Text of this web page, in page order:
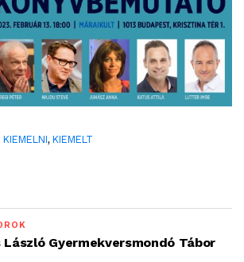
KIEMELNI, KIEMELT
László Gyermekversmondó Tábor